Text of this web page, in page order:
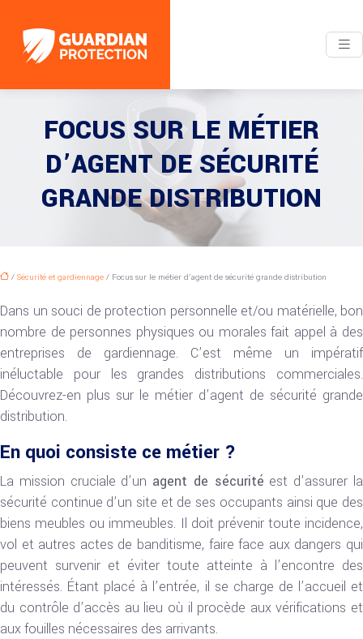
FOCUS SUR LE MÉTIER
D’AGENT DE SÉCURITÉ
GRANDE DISTRIBUTION
/ Sécurité et gardiennage / Focus sur le métier d’agent de sécurité grande distribution
Dans un souci de protection personnelle et/ou matérielle, bon
nombre de personnes physiques ou morales fait appel à des
entreprises de gardiennage. C’est même un impératif
inéluctable pour les grandes distributions commerciales.
Découvrez-en plus sur le métier d’agent de sécurité grande
distribution.
En quoi consiste ce métier ?
La mission cruciale d’un agent de sécurité est d’assurer la
sécurité continue d’un site et de ses occupants ainsi que des
biens meubles ou immeubles. Il doit prévenir toute incidence,
vol et autres actes de banditisme, faire face aux dangers qui
peuvent survenir et éviter toute atteinte à l’encontre des
intéressés. Étant placé à l’entrée, il se charge de l’accueil et
du contrôle d’accès au lieu où il procède aux vérifications et
aux fouilles nécessaires des arrivants.